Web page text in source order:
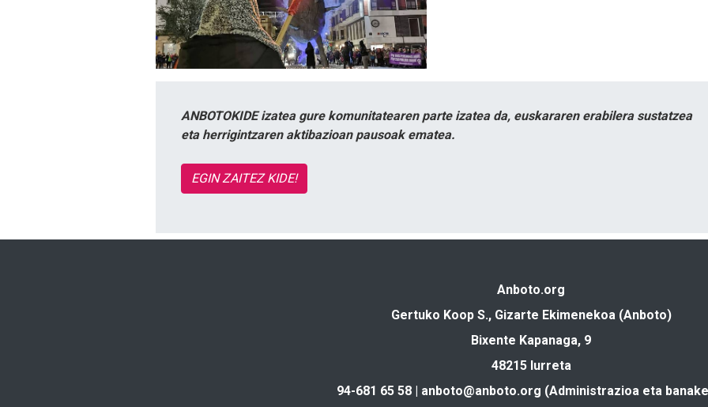
ANBOTOKIDE izatea gure komunitatearen parte izatea da, euskararen erabilera sustatzea
eta herrigintzaren aktibazioan pausoak ematea.
EGIN ZAITEZ KIDE!
Anboto.org
Gertuko Koop S., Gizarte Ekimenekoa (Anboto)
Bixente Kapanaga, 9
48215 Iurreta
94-681 65 58 | anboto@anboto.org (Administrazioa eta